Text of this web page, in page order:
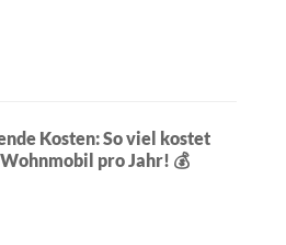
Kosten: So viel kostet
pro Jahr! 💰